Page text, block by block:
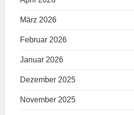
März 2026
Februar 2026
Januar 2026
Dezember 2025
November 2025